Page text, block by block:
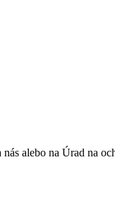
alebo na Úrad na